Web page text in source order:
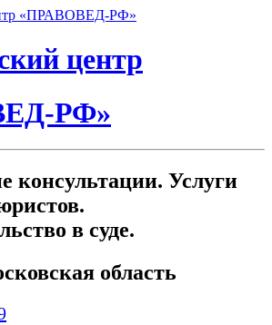
центр
РФ»
консультации. Услуги
в суде.
область